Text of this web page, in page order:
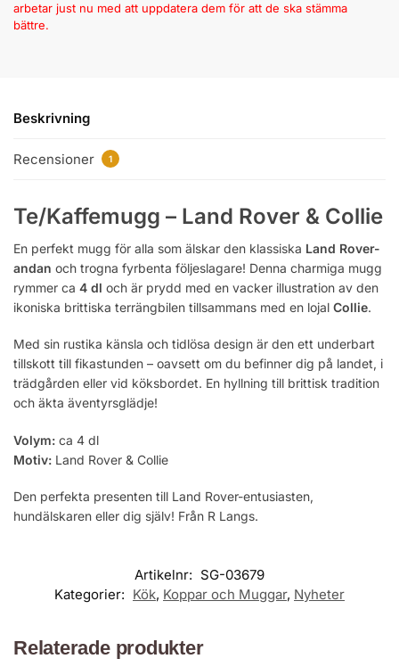
arbetar just nu med att uppdatera dem för att de ska stämma
bättre.
Beskrivning
Recensioner 1
Te/Kaffemugg – Land Rover & Collie
En perfekt mugg för alla som älskar den klassiska Land Rover-
andan och trogna fyrbenta följeslagare! Denna charmiga mugg
rymmer ca 4 dl och är prydd med en vacker illustration av den
ikoniska brittiska terrängbilen tillsammans med en lojal Collie.
Med sin rustika känsla och tidlösa design är den ett underbart
tillskott till fikastunden – oavsett om du befinner dig på landet, i
trädgården eller vid köksbordet. En hyllning till brittisk tradition
och äkta äventyrsglädje!
Volym: ca 4 dl
Motiv: Land Rover & Collie
Den perfekta presenten till Land Rover-entusiasten,
hundälskaren eller dig själv! Från R Langs.
Artikelnr: SG-03679
Kategorier: Kök, Koppar och Muggar, Nyheter
Relaterade produkter